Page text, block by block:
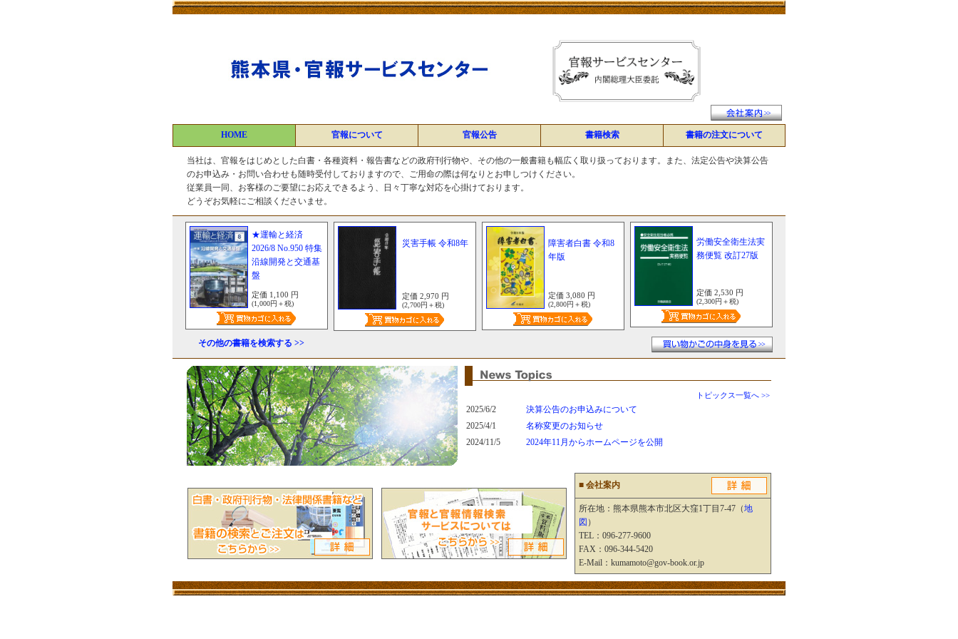
HOME 官報について 官報公告 書籍検索 書籍の注文について
当社は、官報をはじめとした白書・各種資料・報告書などの政府刊行物や、その他の一般書籍も幅広く取り扱っております。また、法定公告や決算公告
のお申込み・お問い合わせも随時受付しておりますので、ご用命の際は何なりとお申しつけください。
従業員一同、お客様のご要望にお応えできるよう、日々丁寧な対応を心掛けております。
どうぞお気軽にご相談くださいませ。
★運輸と経済
2026/8 No.950 特集
沿線開発と交通基
盤
定価 1,100 円
(1,000円＋税)
災害手帳 令和8年
定価 2,970 円
(2,700円＋税)
障害者白書 令和8
年版
定価 3,080 円
(2,800円＋税)
労働安全衛生法実
務便覧 改訂27版
定価 2,530 円
(2,300円＋税)
その他の書籍を検索する >>
トピックス一覧へ >>
2025/6/2
決算公告のお申込みについて
2025/4/1
名称変更のお知らせ
2024/11/5
2024年11月からホームページを公開
■ 会社案内
所在地：熊本県熊本市北区大窪1丁目7-47（地
図 ）
TEL：096-277-9600
FAX：096-344-5420
E-Mail：kumamoto@gov-book.or.jp